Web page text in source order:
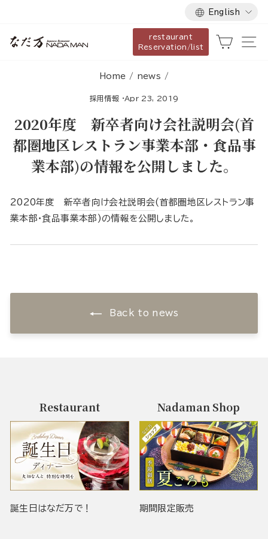
content
Language
English
restaurant
Reservation/list
Cart
Home / news /
採用情報 ·Apr 23, 2019
2020年度 新卒者向け会社説明会(首
都圏地区レストラン事業本部・食品事
業本部)の情報を公開しました。
2020年度 新卒者向け会社説明会(首都圏地区レストラン事
業本部・食品事業本部)の情報を公開しました。
Back to news
Restaurant
誕生日はなだ万で！
Nadaman Shop
期間限定販売